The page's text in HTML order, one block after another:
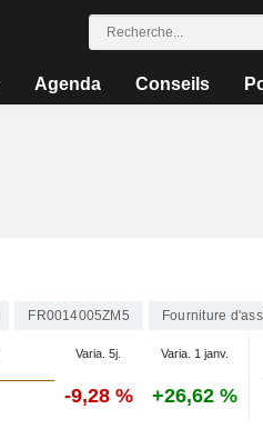
Agenda Conseils
FR0014005ZM5 Fourniture
Varia. 5j. Varia. 1 janv.
-9,28 % +26,62 %